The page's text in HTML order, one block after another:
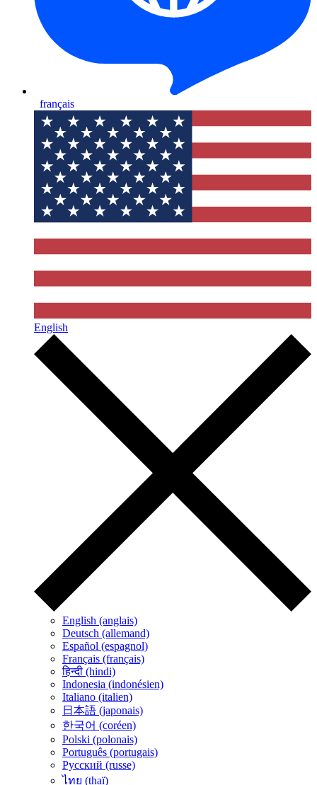
français
English
English (anglais)
Deutsch (allemand)
Español (espagnol)
Français (français)
हिन्दी (hindi)
Indonesia (indonésien)
Italiano (italien)
日本語 (japonais)
한국어 (coréen)
Polski (polonais)
Português (portugais)
Русский (russe)
ไทย (thaï)